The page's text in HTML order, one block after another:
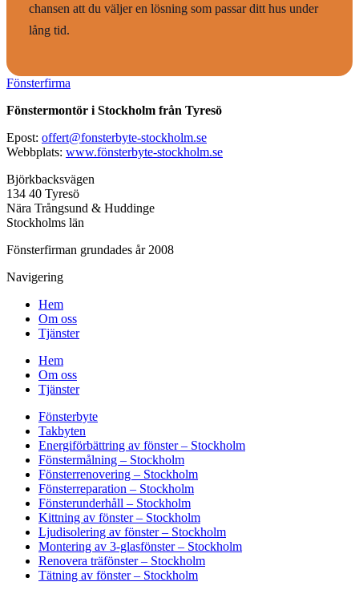
chansen att du väljer en lösning som passar ditt hus under
lång tid.
Fönsterfirma
Fönstermontör i Stockholm från Tyresö
Epost: offert@fonsterbyte-stockholm.se
Webbplats: www.fönsterbyte-stockholm.se
Björkbacksvägen
134 40 Tyresö
Nära Trångsund & Huddinge
Stockholms län
Fönsterfirman grundades år 2008
Navigering
Hem
Om oss
Tjänster
Hem
Om oss
Tjänster
Fönsterbyte
Takbyten
Energiförbättring av fönster – Stockholm
Fönstermålning – Stockholm
Fönsterrenovering – Stockholm
Fönsterreparation – Stockholm
Fönsterunderhåll – Stockholm
Kittning av fönster – Stockholm
Ljudisolering av fönster – Stockholm
Montering av 3-glasfönster – Stockholm
Renovera träfönster – Stockholm
Tätning av fönster – Stockholm